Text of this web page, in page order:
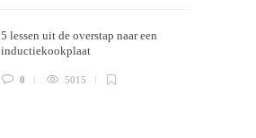
5 lessen uit de overstap naar een
inductiekookplaat
0 5015